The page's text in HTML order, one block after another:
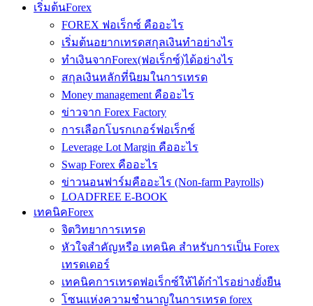
เริ่มต้นForex
FOREX ฟอเร็กซ์ คืออะไร
เริ่มต้นอยากเทรดสกุลเงินทำอย่างไร
ทำเงินจากForex(ฟอเร็กซ์)ได้อย่างไร
สกุลเงินหลักที่นิยมในการเทรด
Money management คืออะไร
ข่าวจาก Forex Factory
การเลือกโบรกเกอร์ฟอเร็กซ์
Leverage Lot Margin คืออะไร
Swap Forex คืออะไร
ข่าวนอนฟาร์มคืออะไร (Non-farm Payrolls)
LOADFREE E-BOOK
เทคนิคForex
จิตวิทยาการเทรด
หัวใจสำคัญหรือ เทคนิค สำหรับการเป็น Forex
เทรดเดอร์
เทคนิคการเทรดฟอเร็กซ์ให้ได้กำไรอย่างยั่งยืน
โซนแห่งความชำนาญในการเทรด forex